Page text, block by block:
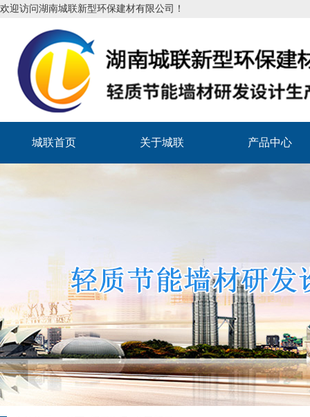
欢迎访问湖南城联新型环保建材有限公司！
城联首页 关于城联 产品中心